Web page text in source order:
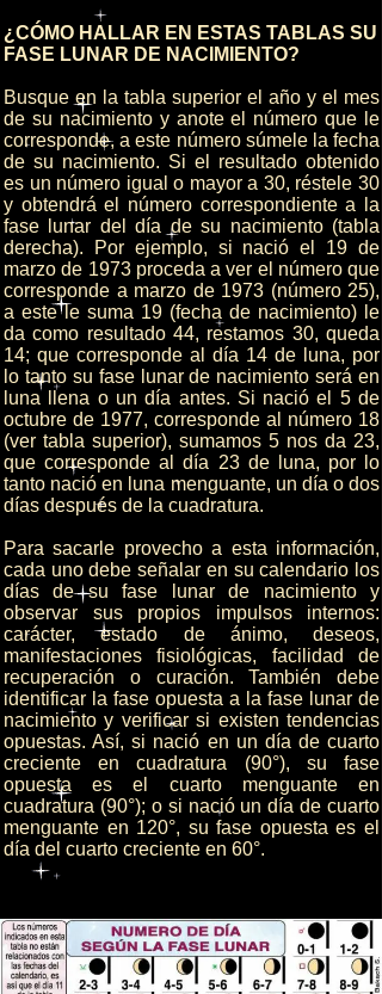
¿CÓMO HALLAR EN ESTAS TABLAS SU
FASE LUNAR DE NACIMIENTO?
Busque en la tabla superior el año y el mes
de su nacimiento y anote el número que le
corresponde, a este número súmele la fecha
de su nacimiento. Si el resultado obtenido
es un número igual o mayor a 30, réstele 30
y obtendrá el número correspondiente a la
fase lunar del día de su nacimiento (tabla
derecha). Por ejemplo, si nació el 19 de
marzo de 1973 proceda a ver el número que
corresponde a marzo de 1973 (número 25),
a este le suma 19 (fecha de nacimiento) le
da como resultado 44, restamos 30, queda
14; que corresponde al día 14 de luna, por
lo tanto su fase lunar de nacimiento será en
luna llena o un día antes. Si nació el 5 de
octubre de 1977, corresponde al número 18
(ver tabla superior), sumamos 5 nos da 23,
que corresponde al día 23 de luna, por lo
tanto nació en luna menguante, un día o dos
días después de la cuadratura.
Para sacarle provecho a esta información,
cada uno debe señalar en su calendario los
días de su fase lunar de nacimiento y
observar sus propios impulsos internos:
carácter, estado de ánimo, deseos,
manifestaciones fisiológicas, facilidad de
recuperación o curación. También debe
identificar la fase opuesta a la fase lunar de
nacimiento y verificar si existen tendencias
opuestas. Así, si nació en un día de cuarto
creciente en cuadratura (90°), su fase
opuesta es el cuarto menguante en
cuadratura (90°); o si nació un día de cuarto
menguante en 120°, su fase opuesta es el
día del cuarto creciente en 60°.